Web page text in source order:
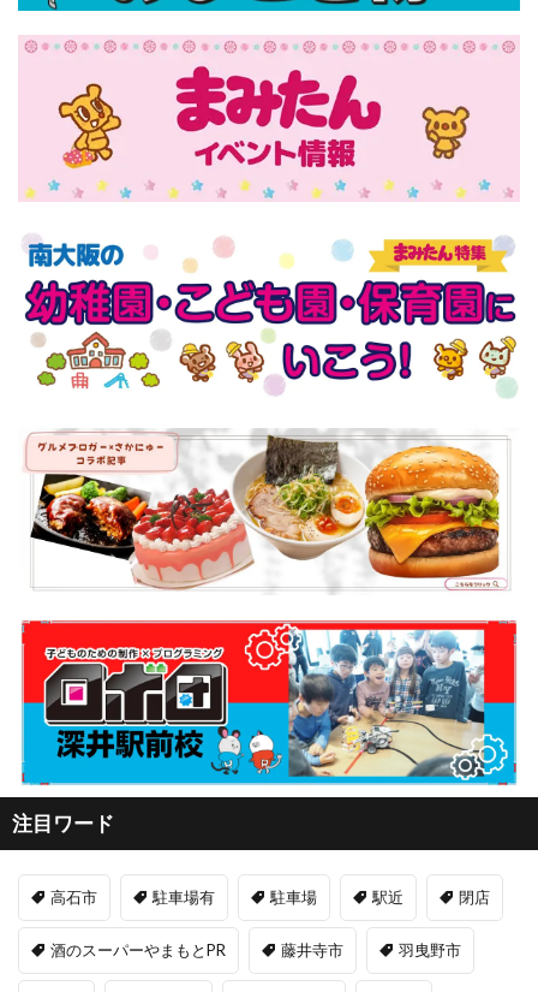
注目ワード
高石市 駐車場有 駐車場 駅近 閉店
酒のスーパーやまもとPR 藤井寺市 羽曳野市